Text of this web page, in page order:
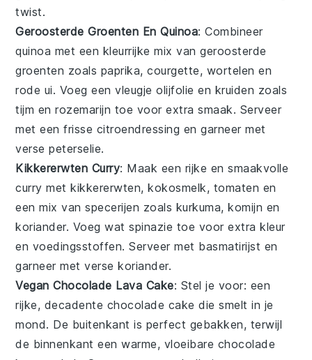
twist.
Geroosterde Groenten En Quinoa: Combineer
quinoa met een kleurrijke mix vangeroosterde
groenten zoals paprika,courgette, wortelen en
rode ui. Voeg een vleugjeolijfolie en kruiden zoals
tijm enrozemarijn toe voor extra smaak. Serveer
met een frisse citroendressing en garneer met
verse peterselie.
Kikkererwten Curry: Maak een rijke en smaakvolle
curry metkikkererwten,kokosmelk, tomaten en
een mix vanspecerijen zoals kurkuma,komijn en
koriander. Voeg watspinazie toe voor extra kleur
en voedingsstoffen. Serveer met basmatirijst en
garneer metverse koriander.
Vegan Chocolade Lava Cake: Stel je voor: een
rijke, decadente chocolade cake die smelt in je
mond. De buitenkant is perfect gebakken, terwijl
de binnenkant een warme, vloeibare chocolade